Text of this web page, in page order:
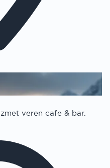
veren cafe & bar.